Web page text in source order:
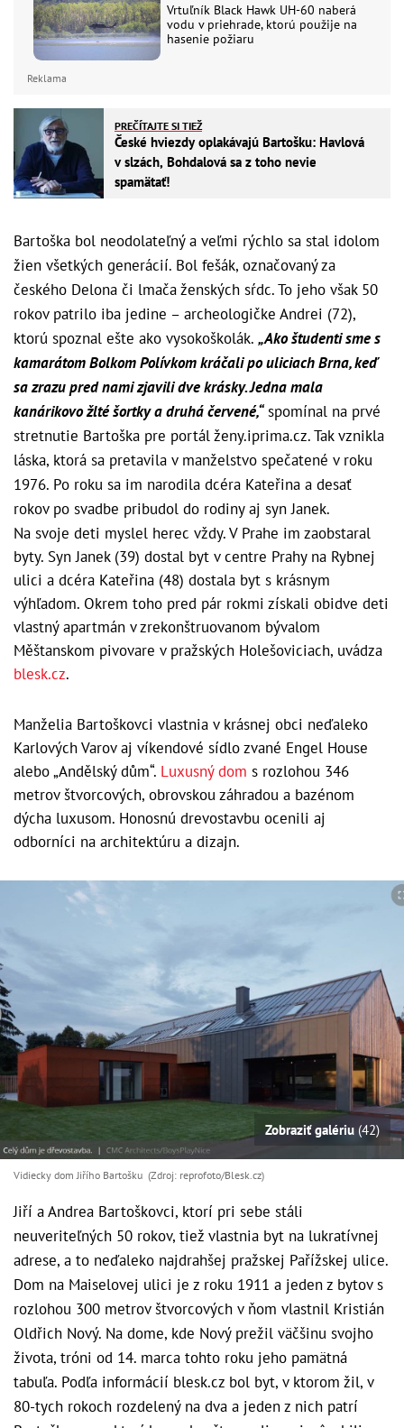
Vrtuľník Black Hawk UH-60 naberá
vodu v priehrade, ktorú použije na
hasenie požiaru
Reklama
PREČÍTAJTE SI TIEŽ
České hviezdy oplakávajú Bartošku: Havlová
v slzách, Bohdalová sa z toho nevie
spamätať!
Bartoška bol neodolateľný a veľmi rýchlo sa stal idolom
žien všetkých generácií. Bol fešák, označovaný za
českého Delona či lmača ženských sŕdc. To jeho však 50
rokov patrilo iba jedine – archeologičke Andrei (72),
ktorú spoznal ešte ako vysokoškolák. „Ako študenti sme s
kamarátom Bolkom Polívkom kráčali po uliciach Brna, keď
sa zrazu pred nami zjavili dve krásky. Jedna mala
kanárikovo žlté šortky a druhá červené,“spomínal na prvé
stretnutie Bartoška pre portálženy.iprima.cz. Tak vznikla
láska, ktorá sa pretavila v manželstvo spečatené v roku
1976. Po roku sa im narodila dcéra Kateřina a desať
rokov po svadbe pribudol do rodiny aj syn Janek.
Na svoje deti myslel herec vždy. V Prahe im zaobstaral
byty. Syn Janek (39) dostal byt v centre Prahy na Rybnej
ulici a dcéra Kateřina (48) dostala byt s krásnym
výhľadom. Okrem toho pred pár rokmi získali obidve deti
vlastný apartmán v zrekonštruovanom bývalom
Měštanskom pivovare v pražských Holešoviciach, uvádza
blesk.cz.
Manželia Bartoškovci vlastnia v krásnej obci neďaleko
Karlových Varov aj víkendové sídlo zvané Engel House
alebo „Andělský dům“. Luxusný dom s rozlohou 346
metrov štvorcových, obrovskou záhradou a bazénom
dýcha luxusom. Honosnú drevostavbu ocenili aj
odborníci na architektúru a dizajn.
Zobraziť galériu (42)
Vidiecky dom Jiřího Bartošku (Zdroj: reprofoto/Blesk.cz)
Jiří a Andrea Bartoškovci, ktorí pri sebe stáli
neuveriteľných 50 rokov, tiež vlastnia byt na lukratívnej
adrese, a to neďaleko najdrahšej pražskej Pařížskej ulice.
Dom na Maiselovej ulici je z roku 1911 a jeden z bytov s
rozlohou 300 metrov štvorcových v ňom vlastnil Kristián
Oldřich Nový. Na dome, kde Nový prežil väčšinu svojho
života, tróni od 14. marca tohto roku jeho pamätná
tabuľa. Podľa informácií blesk.cz bol byt, v ktorom žil, v
80-tych rokoch rozdelený na dva a jeden z nich patrí